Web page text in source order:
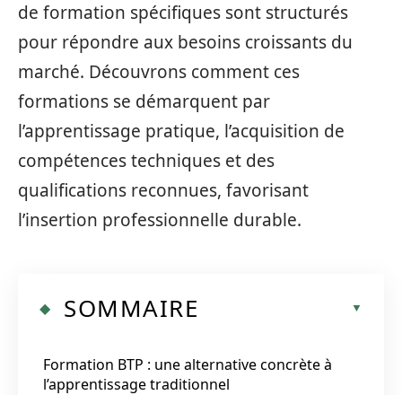
de formation spécifiques sont structurés
pour répondre aux besoins croissants du
marché. Découvrons comment ces
formations se démarquent par
l’apprentissage pratique, l’acquisition de
compétences techniques et des
qualifications reconnues, favorisant
l’insertion professionnelle durable.
SOMMAIRE
Formation BTP : une alternative concrète à
l’apprentissage traditionnel